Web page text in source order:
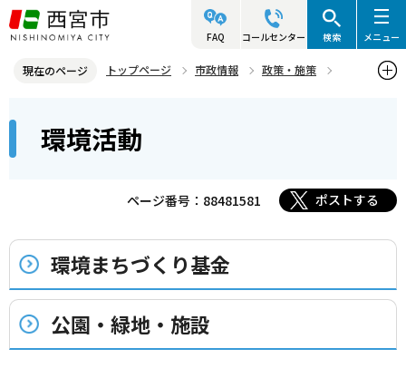
こ
の
ジ
先
す
FAQ コールセンター 検索 メニュー
現在のページ トップページ 市政情報
政策・施策
こ
ら
環境活動
ページ番号：88481581 ポストする
環境まちづくり基金
公園・緑地・施設